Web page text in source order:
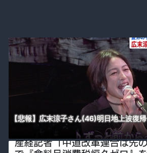
【悲報】広末涼子さん(46)明日地上波復帰